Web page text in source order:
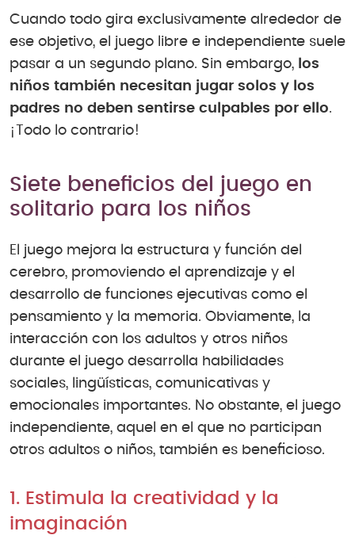
Cuando todo gira exclusivamente alrededor de
ese objetivo, el juego libre e independiente suele
pasar a un segundo plano. Sin embargo, los
niños también necesitan jugar solos y los
padres no deben sentirse culpables por ello.
¡Todo lo contrario!
Siete beneficios del juego en
solitario para los niños
El juego mejora la estructura y función del
cerebro, promoviendo el aprendizaje y el
desarrollo de funciones ejecutivas como el
pensamiento y la memoria. Obviamente, la
interacción con los adultos y otros niños
durante el juego desarrolla habilidades
sociales, lingüísticas, comunicativas y
emocionales importantes. No obstante, el juego
independiente, aquel en el que no participan
otros adultos o niños, también es beneficioso.
1. Estimula la creatividad y la
imaginación